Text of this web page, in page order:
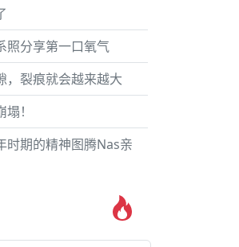
照分享第一口氧气
，裂痕就会越来越大
！
时期的精神图腾Nas亲